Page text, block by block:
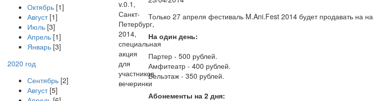
Октябрь [1]
Август[1]
Июль [3]
Апрель [1]
Январь [3]
2020 год
Сентябрь [2]
Август[5]
Только 27 апреля фестиваль M.Ani.Fest 2014 будет продавать на
На один день:
Партер - 500 рублей.
Амфитеатр - 400 рублей.
Бельэтаж - 350 рублей.
Абонементы на 2 дня: